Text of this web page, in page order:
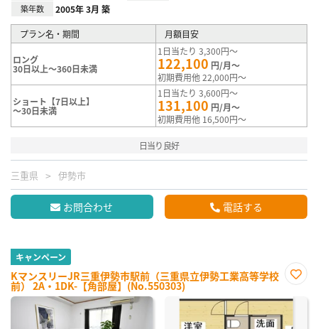
築年数 2005年 3月 築
プラン名・期間 月額目安
ロング
30日以上～360日未満
1日当たり 3,300円～
122,100 円/月～
初期費用他 22,000円～
ショート【7日以上】
～30日未満
1日当たり 3,600円～
131,100 円/月～
初期費用他 16,500円～
日当り良好
三重県 伊勢市
お問合わせ 電話する
キャンペーン
KマンスリーJR三重伊勢市駅前（三重県立伊勢工業高等学校
前） 2A・1DK-【角部屋】(No.550303)
に入